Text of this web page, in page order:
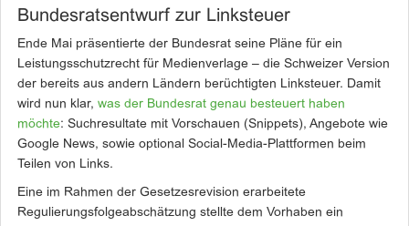
Bundesratsentwurf zur Linksteuer
Ende Mai präsentierte der Bundesrat seine Pläne für ein
Leistungsschutzrecht für Medienverlage – die Schweizer Version
der bereits aus andern Ländern berüchtigten Linksteuer. Damit
wird nun klar, was der Bundesrat genau besteuert haben
möchte: Suchresultate mit Vorschauen (Snippets), Angebote wie
Google News, sowie optional Social-Media-Plattformen beim
Teilen von Links.
Eine im Rahmen der Gesetzesrevision erarbeitete
Regulierungsfolgeabschätzung stellte dem Vorhaben ein